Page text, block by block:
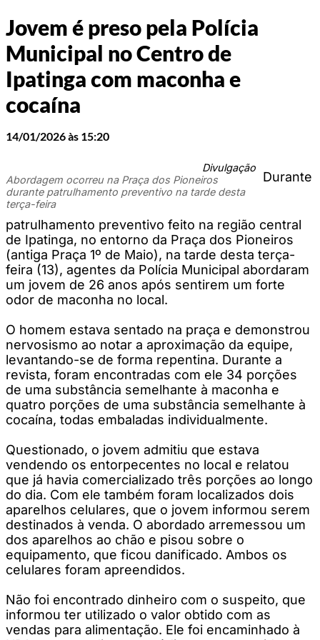
Jovem é preso pela Polícia
Municipal no Centro de
Ipatinga com maconha e
cocaína
14/01/2026 às 15:20
Divulgação
Abordagem ocorreu na Praça dos Pioneiros
durante patrulhamento preventivo na tarde desta
terça-feira
Durante
patrulhamento preventivo feito na região central
de Ipatinga, no entorno da Praça dos Pioneiros
(antiga Praça 1º de Maio), na tarde desta terça-
feira (13), agentes da Polícia Municipal abordaram
um jovem de 26 anos após sentirem um forte
odor de maconha no local.
O homem estava sentado na praça e demonstrou
nervosismo ao notar a aproximação da equipe,
levantando-se de forma repentina. Durante a
revista, foram encontradas com ele 34 porções
de uma substância semelhante à maconha e
quatro porções de uma substância semelhante à
cocaína, todas embaladas individualmente.
Questionado, o jovem admitiu que estava
vendendo os entorpecentes no local e relatou
que já havia comercializado três porções ao longo
do dia. Com ele também foram localizados dois
aparelhos celulares, que o jovem informou serem
destinados à venda. O abordado arremessou um
dos aparelhos ao chão e pisou sobre o
equipamento, que ficou danificado. Ambos os
celulares foram apreendidos.
Não foi encontrado dinheiro com o suspeito, que
informou ter utilizado o valor obtido com as
vendas para alimentação. Ele foi encaminhado à